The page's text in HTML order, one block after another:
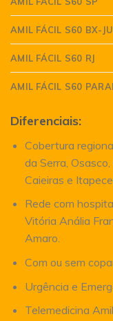
AMIL FÁCIL S60 BX-
AMIL FÁCIL S60 RJ
AMIL FÁCIL S60
Diferenciais:
Cobertura
da Serra,
Caieiras e
Rede com
Vitória Anália
Amaro.
Com ou sem
Urgência e
Telemedicina Amil